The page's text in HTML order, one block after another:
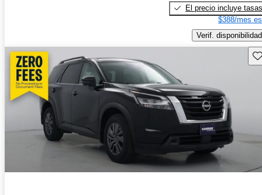
El precio incluye tasas
$388/mes
Verif. disponibilidad